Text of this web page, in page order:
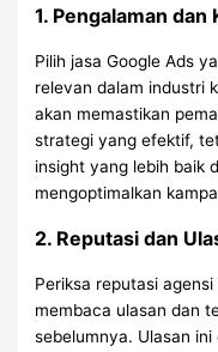
1. Pengalaman dan
Pilih jasa Google Ads
relevan dalam industri
akan memastikan
strategi yang efektif,
insight yang lebih baik
mengoptimalkan
2. Reputasi dan
Periksa reputasi agensi
membaca ulasan dan
sebelumnya. Ulasan